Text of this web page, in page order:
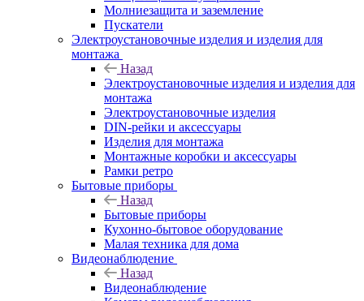
Молниезащита и заземление
Пускатели
Электроустановочные изделия и изделия для
монтажа
Назад
Электроустановочные изделия и изделия для
монтажа
Электроустановочные изделия
DIN-рейки и аксессуары
Изделия для монтажа
Монтажные коробки и аксессуары
Рамки ретро
Бытовые приборы
Назад
Бытовые приборы
Кухонно-бытовое оборудование
Малая техника для дома
Видеонаблюдение
Назад
Видеонаблюдение